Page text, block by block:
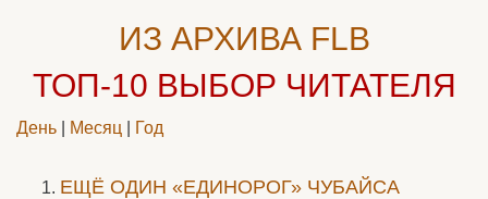
ИЗ АРХИВА FLB
ТОП-10 ВЫБОР ЧИТАТЕЛЯ
День Месяц Год
ЕЩЁ ОДИН «ЕДИНОРОГ» ЧУБАЙСА